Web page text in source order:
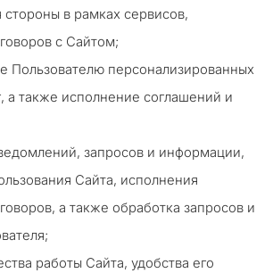
в рамках сервисов,
с Сайтом;
Пользователю персонализированных
а также исполнение соглашений и
запросов и информации,
Сайта, исполнения
а также обработка запросов и
работы Сайта, удобства его